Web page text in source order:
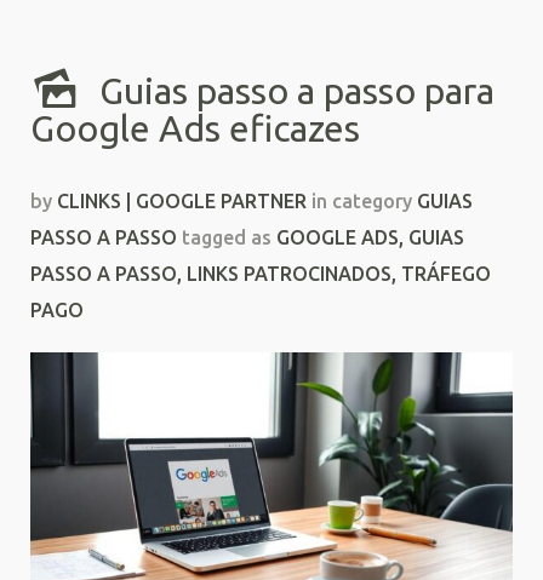
Guias passo a passo para
Google Ads eficazes
by CLINKS | GOOGLE PARTNER in category GUIAS
PASSO A PASSO tagged as GOOGLE ADS, GUIAS
PASSO A PASSO, LINKS PATROCINADOS, TRÁFEGO
PAGO